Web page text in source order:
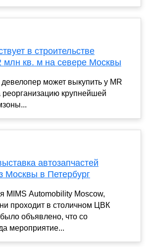
в строительстве
млн кв. м на севере Москвы
может выкупить у MR
реорганизацию крупнейшей
автозапчастей
Москвы в Петербург
MIMS Automobility Moscow,
проходит в столичном ЦВК
объявлено, что со
мероприятие...